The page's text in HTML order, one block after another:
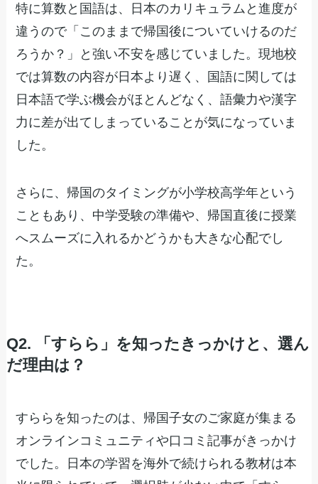
特に算数と国語は、日本のカリキュラムと進度が
違うので「このままで帰国後についていけるのだ
ろうか？」と強い不安を感じていました。現地校
では算数の内容が日本より遅く、国語に関しては
日本語で学ぶ機会がほとんどなく、語彙力や漢字
力に差が出てしまっていることが気になっていま
した。
さらに、帰国のタイミングが小学校高学年という
こともあり、中学受験の準備や、帰国直後に授業
へスムーズに入れるかどうかも大きな心配でし
た。
Q2. 「すらら」を知ったきっかけと、選ん
だ理由は？
すららを知ったのは、帰国子女のご家庭が集まる
オンラインコミュニティや口コミ記事がきっかけ
でした。日本の学習を海外で続けられる教材は本